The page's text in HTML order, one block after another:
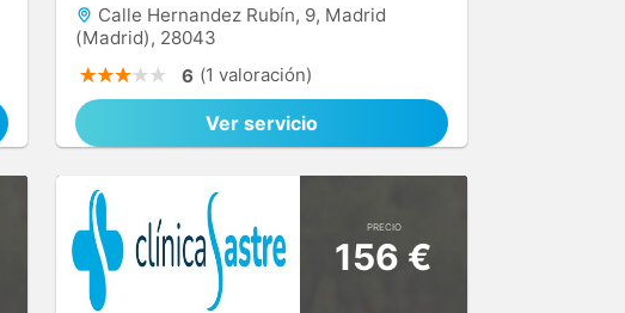
Calle Hernandez Rubín, 9, Madrid
(Madrid), 28043
6 (1 valoración)
Ver servicio
PRECIO
156 €